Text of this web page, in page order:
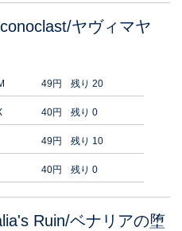
ヤヴィマヤ
49円 残り 20
40円 残り 0
49円 残り 10
40円 残り 0
Ruin/ベナリアの堕